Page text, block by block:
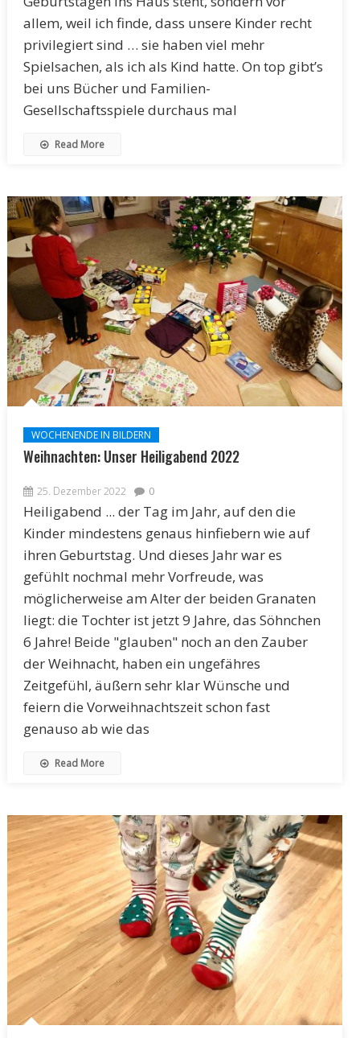
allem, weil ich finde, dass unsere Kinder recht
privilegiert sind … sie haben viel mehr
Spielsachen, als ich als Kind hatte. On top gibt’s
bei uns Bücher und Familien-
Gesellschaftsspiele durchaus mal
Read More
WOCHENENDE IN BILDERN
Weihnachten: Unser Heiligabend 2022
25. Dezember 2022 0
Heiligabend ... der Tag im Jahr, auf den die
Kinder mindestens genaus hinfiebern wie auf
ihren Geburtstag. Und dieses Jahr war es
gefühlt nochmal mehr Vorfreude, was
möglicherweise am Alter der beiden Granaten
liegt: die Tochter ist jetzt 9 Jahre, das Söhnchen
6 Jahre! Beide "glauben" noch an den Zauber
der Weihnacht, haben ein ungefähres
Zeitgefühl, äußern sehr klar Wünsche und
feiern die Vorweihnachtszeit schon fast
genauso ab wie das
Read More